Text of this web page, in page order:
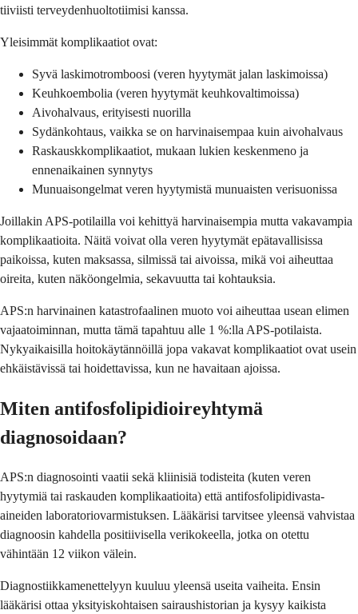
tiiviisti terveydenhuoltotiimisi kanssa.
Yleisimmät komplikaatiot ovat:
Syvä laskimotromboosi (veren hyytymät jalan laskimoissa)
Keuhkoembolia (veren hyytymät keuhkovaltimoissa)
Aivohalvaus, erityisesti nuorilla
Sydänkohtaus, vaikka se on harvinaisempaa kuin aivohalvaus
Raskauskkomplikaatiot, mukaan lukien keskenmeno ja
ennenaikainen synnytys
Munuaisongelmat veren hyytymistä munuaisten verisuonissa
Joillakin APS-potilailla voi kehittyä harvinaisempia mutta vakavampia
komplikaatioita. Näitä voivat olla veren hyytymät epätavallisissa
paikoissa, kuten maksassa, silmissä tai aivoissa, mikä voi aiheuttaa
oireita, kuten näköongelmia, sekavuutta tai kohtauksia.
APS:n harvinainen katastrofaalinen muoto voi aiheuttaa usean elimen
vajaatoiminnan, mutta tämä tapahtuu alle 1 %:lla APS-potilaista.
Nykyaikaisilla hoitokäytännöillä jopa vakavat komplikaatiot ovat usein
ehkäistävissä tai hoidettavissa, kun ne havaitaan ajoissa.
Miten antifosfolipidioireyhtymä
diagnosoidaan?
APS:n diagnosointi vaatii sekä kliinisiä todisteita (kuten veren
hyytymiä tai raskauden komplikaatioita) että antifosfolipidivasta-
aineiden laboratoriovarmistuksen. Lääkärisi tarvitsee yleensä vahvistaa
diagnoosin kahdella positiivisella verikokeella, jotka on otettu
vähintään 12 viikon välein.
Diagnostiikkamenettelyyn kuuluu yleensä useita vaiheita. Ensin
lääkärisi ottaa yksityiskohtaisen sairaushistorian ja kysyy kaikista